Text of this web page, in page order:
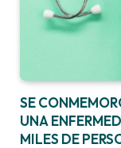
SE
UNA
MILES DE